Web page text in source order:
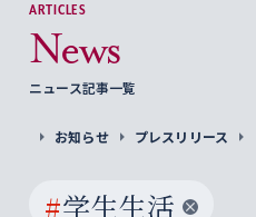
ARTICLES
News
ニュース記事一覧
お知らせ プレスリリース
#学生生活